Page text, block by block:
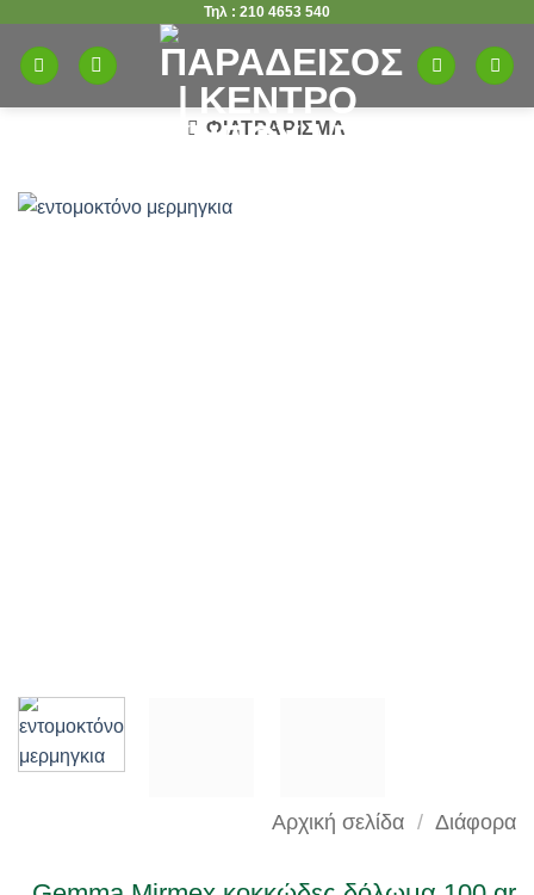
στο
περιεχόμενο
Τηλ : 210 4653 540
ΦΙΛΤΡΆΡΙΣΜΑ
Αρχική σελίδα / Διάφορα